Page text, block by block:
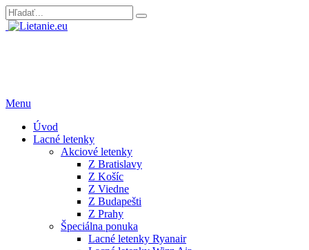
Menu
Úvod
Lacné letenky
Akciové letenky
Z Bratislavy
Z Košíc
Z Viedne
Z Budapešti
Z Prahy
Špeciálna ponuka
Lacné letenky Ryanair